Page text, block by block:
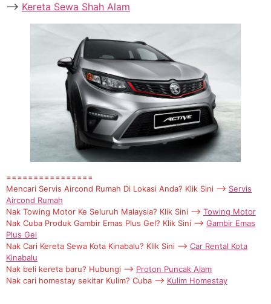
—-> Kereta Sewa Shah Alam
================
Mencari Servis Aircond Rumah Di Lokasi Anda? Klik Sini —> Servis
Aircond Rumah
Nak Towing Motor Ke Seluruh Malaysia? Klik Sini —> Towing Motor
Nak Cuba Produk Gambir Emas Plus Gel? Klik Sini —> Gambir Emas
Plus Gel
Nak Cari Kereta Sewa Kota Kinabalu? Klik Sini —> Car Rental Kota
Kinabalu
Nak beli kereta baru? Hubungi —> Proton Puncak Alam
Nak cari homestay sekitar Kulim? Cuba —> Kulim Homestay